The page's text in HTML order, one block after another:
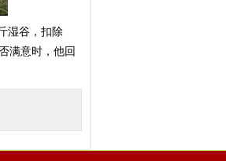
湿谷，扣除
满意时，他回